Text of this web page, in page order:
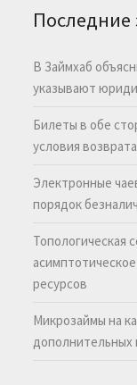
Последние
В Займхаб
указывают
Билеты в обе
условия возврата
Электронные
порядок
Топологическая
ресурсов
Микрозаймы на
дополнительных